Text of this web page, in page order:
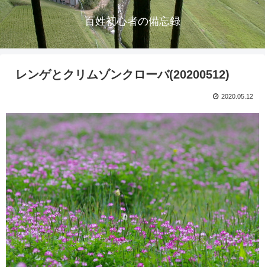
百姓初心者の備忘録
レンゲとクリムゾンクローバ(20200512)
2020.05.12